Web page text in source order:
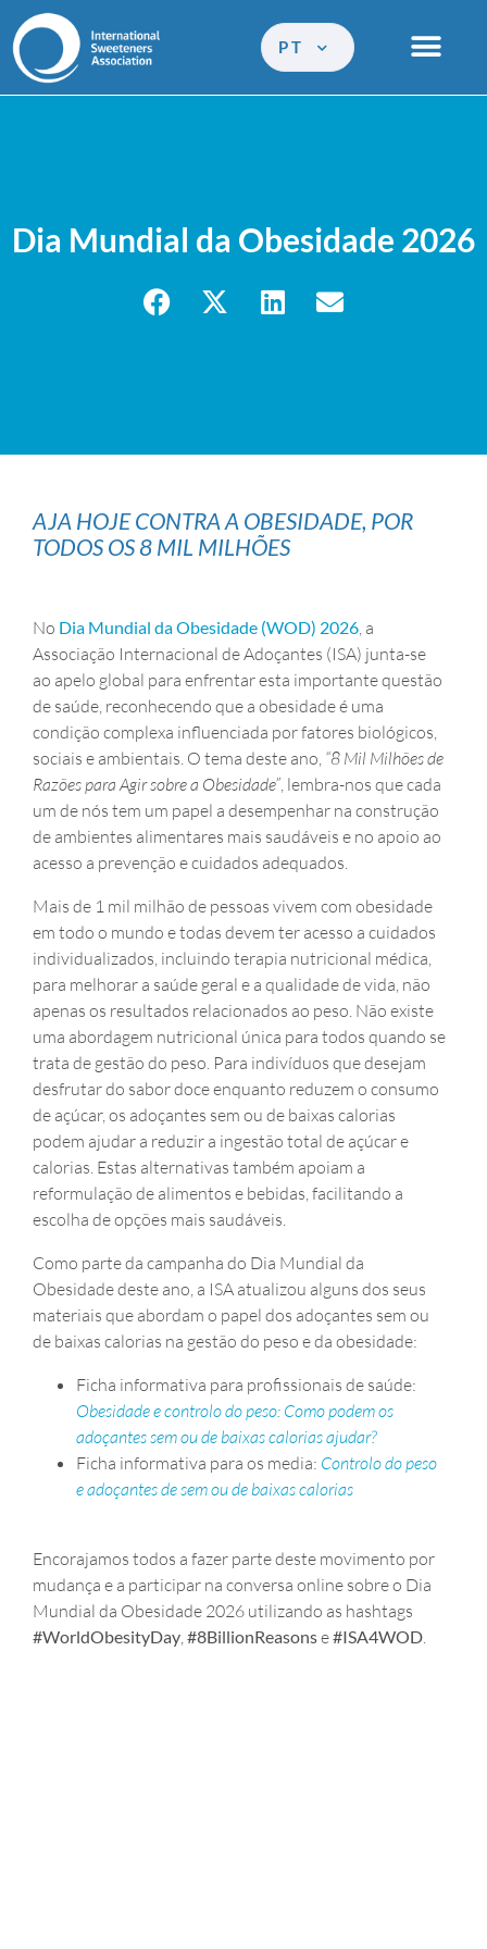
PT
Dia Mundial da Obesidade 2026
AJA HOJE CONTRA A OBESIDADE, POR
TODOS OS 8 MIL MILHÕES
No Dia Mundial da Obesidade (WOD) 2026 , a
Associação Internacional de Adoçantes (ISA) junta-se
ao apelo global para enfrentar esta importante questão
de saúde, reconhecendo que a obesidade é uma
condição complexa influenciada por fatores biológicos,
sociais e ambientais. O tema deste ano, “8 Mil Milhões de
Razões para Agir sobre a Obesidade” , lembra-nos que cada
um de nós tem um papel a desempenhar na construção
de ambientes alimentares mais saudáveis e no apoio ao
acesso a prevenção e cuidados adequados.
Mais de 1 mil milhão de pessoas vivem com obesidade
em todo o mundo e todas devem ter acesso a cuidados
individualizados, incluindo terapia nutricional médica,
para melhorar a saúde geral e a qualidade de vida, não
apenas os resultados relacionados ao peso. Não existe
uma abordagem nutricional única para todos quando se
trata de gestão do peso. Para indivíduos que desejam
desfrutar do sabor doce enquanto reduzem o consumo
de açúcar, os adoçantes sem ou de baixas calorias
podem ajudar a reduzir a ingestão total de açúcar e
calorias. Estas alternativas também apoiam a
reformulação de alimentos e bebidas, facilitando a
escolha de opções mais saudáveis.
Como parte da campanha do Dia Mundial da
Obesidade deste ano, a ISA atualizou alguns dos seus
materiais que abordam o papel dos adoçantes sem ou
de baixas calorias na gestão do peso e da obesidade:
Ficha informativa para profissionais de saúde:
Obesidade e controlo do peso: Como podem os
adoçantes sem ou de baixas calorias ajudar?
Ficha informativa para os media: Controlo do peso
e adoçantes de sem ou de baixas calorias
Encorajamos todos a fazer parte deste movimento por
mudança e a participar na conversa online sobre o Dia
Mundial da Obesidade 2026 utilizando as hashtags
#WorldObesityDay #8BillionReasonse#ISA4WOD